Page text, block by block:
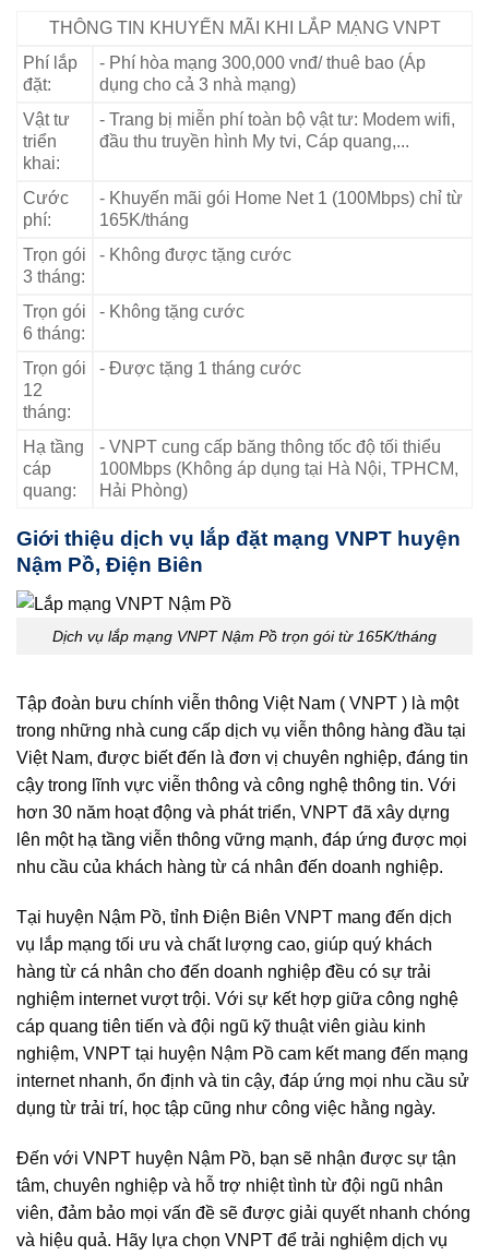
THÔNG TIN KHUYẾN MÃI KHI LẮP MẠNG VNPT
Phí lắp
đặt:
- Phí hòa mạng 300,000 vnđ/ thuê bao (Áp
dụng cho cả 3 nhà mạng)
Vật tư
triển
khai:
- Trang bị miễn phí toàn bộ vật tư: Modem wifi,
đầu thu truyền hình My tvi, Cáp quang,...
Cước
phí:
- Khuyến mãi gói Home Net 1 (100Mbps) chỉ từ
165K/tháng
Trọn gói
3 tháng:
- Không được tặng cước
Trọn gói
6 tháng:
- Không tặng cước
Trọn gói
12
tháng:
- Được tặng 1 tháng cước
Hạ tầng
cáp
quang:
- VNPT cung cấp băng thông tốc độ tối thiểu
100Mbps (Không áp dụng tại Hà Nội, TPHCM,
Hải Phòng)
Giới thiệu dịch vụ lắp đặt mạng VNPT huyện
Nậm Pồ, Điện Biên
Dịch vụ lắp mạng VNPT Nậm Pồ trọn gói từ 165K/tháng
Tập đoàn bưu chính viễn thông Việt Nam ( VNPT ) là một
trong những nhà cung cấp dịch vụ viễn thông hàng đầu tại
Việt Nam, được biết đến là đơn vị chuyên nghiệp, đáng tin
cậy trong lĩnh vực viễn thông và công nghệ thông tin. Với
hơn 30 năm hoạt động và phát triển, VNPT đã xây dựng
lên một hạ tầng viễn thông vững mạnh, đáp ứng được mọi
nhu cầu của khách hàng từ cá nhân đến doanh nghiệp.
Tại huyện Nậm Pồ, tỉnh Điện Biên VNPT mang đến dịch
vụ lắp mạng tối ưu và chất lượng cao, giúp quý khách
hàng từ cá nhân cho đến doanh nghiệp đều có sự trải
nghiệm internet vượt trội. Với sự kết hợp giữa công nghệ
cáp quang tiên tiến và đội ngũ kỹ thuật viên giàu kinh
nghiệm, VNPT tại huyện Nậm Pồ cam kết mang đến mạng
internet nhanh, ổn định và tin cậy, đáp ứng mọi nhu cầu sử
dụng từ trải trí, học tập cũng như công việc hằng ngày.
Đến với VNPT huyện Nậm Pồ, bạn sẽ nhận được sự tận
tâm, chuyên nghiệp và hỗ trợ nhiệt tình từ đội ngũ nhân
viên, đảm bảo mọi vấn đề sẽ được giải quyết nhanh chóng
và hiệu quả. Hãy lựa chọn VNPT để trải nghiệm dịch vụ